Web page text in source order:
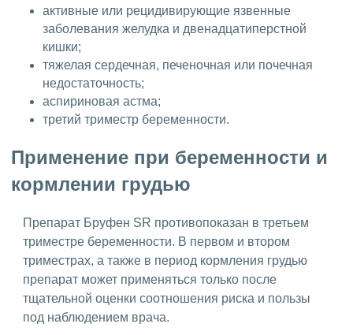
активные или рецидивирующие язвенные
заболевания желудка и двенадцатиперстной
кишки;
тяжелая сердечная, печеночная или почечная
недостаточность;
аспириновая астма;
третий триместр беременности.
Применение при беременности и
кормлении грудью
Препарат Бруфен SR противопоказан в третьем
триместре беременности. В первом и втором
триместрах, а также в период кормления грудью
препарат может применяться только после
тщательной оценки соотношения риска и пользы
под наблюдением врача.